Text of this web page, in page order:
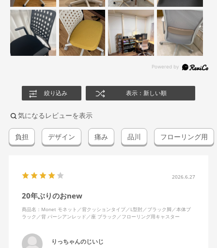
絞り込み 表示：新しい順
気になるレビューを表示
負担 デザイン 痛み 品川 フローリング用
2026.6.27
20年ぶりのおnew
商品名：Monet モネット／背クッションタイプ／L型肘／ブラック脚／本体ブ
ラック／背 パーシアンレッド／座 ブラック／フローリング用キャスター
りっちゃんのじいじ